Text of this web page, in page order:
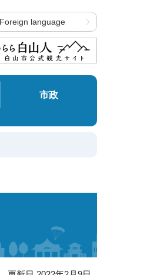
Foreign language
市政